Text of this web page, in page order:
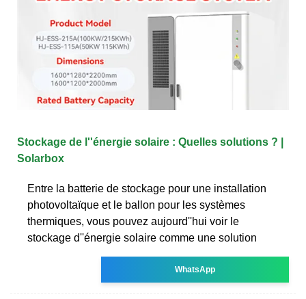
Stockage de l''énergie solaire : Quelles solutions ? |
Solarbox
Entre la batterie de stockage pour une installation
photovoltaïque et le ballon pour les systèmes
thermiques, vous pouvez aujourd''hui voir le
stockage d''énergie solaire comme une solution
WhatsApp